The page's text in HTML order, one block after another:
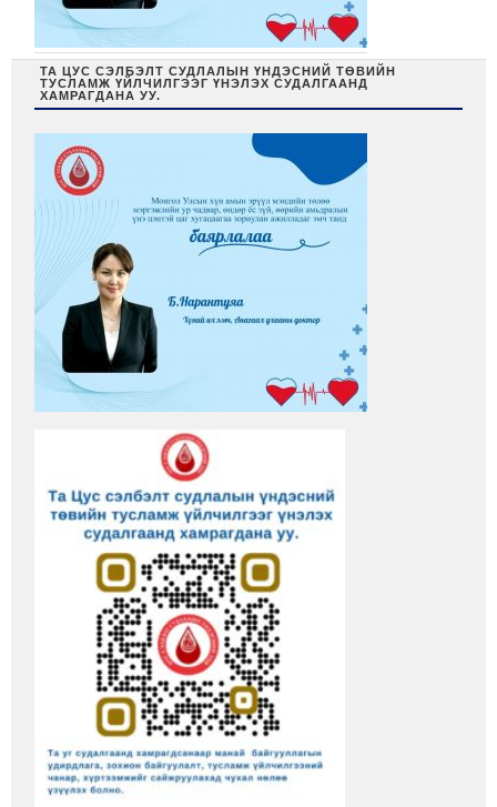
ТА ЦУС СЭЛБЭЛТ СУДЛАЛЫН ҮНДЭСНИЙ ТӨВИЙН
ТУСЛАМЖ ҮЙЛЧИЛГЭЭГ ҮНЭЛЭХ СУДАЛГААНД
ХАМРАГДАНА УУ.